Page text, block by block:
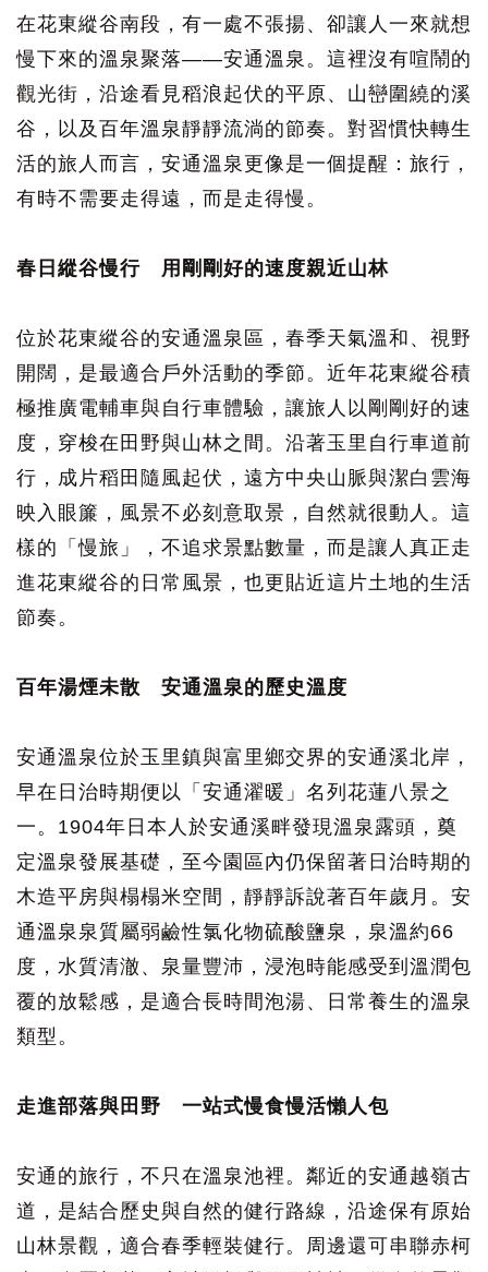
在花東縱谷南段，有一處不張揚、卻讓人一來就想
慢下來的溫泉聚落——安通溫泉。這裡沒有喧鬧的
觀光街，沿途看見稻浪起伏的平原、山巒圍繞的溪
谷，以及百年溫泉靜靜流淌的節奏。對習慣快轉生
活的旅人而言，安通溫泉更像是一個提醒：旅行，
有時不需要走得遠，而是走得慢。
春日縱谷慢行 用剛剛好的速度親近山林
位於花東縱谷的安通溫泉區，春季天氣溫和、視野
開闊，是最適合戶外活動的季節。近年花東縱谷積
極推廣電輔車與自行車體驗，讓旅人以剛剛好的速
度，穿梭在田野與山林之間。沿著玉里自行車道前
行，成片稻田隨風起伏，遠方中央山脈與潔白雲海
映入眼簾，風景不必刻意取景，自然就很動人。這
樣的「慢旅」，不追求景點數量，而是讓人真正走
進花東縱谷的日常風景，也更貼近這片土地的生活
節奏。
百年湯煙未散 安通溫泉的歷史溫度
安通溫泉位於玉里鎮與富里鄉交界的安通溪北岸，
早在日治時期便以「安通濯暖」名列花蓮八景之
一。1904年日本人於安通溪畔發現溫泉露頭，奠
定溫泉發展基礎，至今園區內仍保留著日治時期的
木造平房與榻榻米空間，靜靜訴說著百年歲月。安
通溫泉泉質屬弱鹼性氯化物硫酸鹽泉，泉溫約66
度，水質清澈、泉量豐沛，浸泡時能感受到溫潤包
覆的放鬆感，是適合長時間泡湯、日常養生的溫泉
類型。
走進部落與田野 一站式慢食慢活懶人包
安通的旅行，不只在溫泉池裡。鄰近的安通越嶺古
道，是結合歷史與自然的健行路線，沿途保有原始
山林景觀，適合春季輕裝健行。周邊還可串聯赤柯